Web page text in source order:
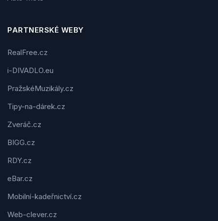
PARTNERSKÉ WEBY
RealFree.cz
i-DIVADLO.eu
PražskéMuzikály.cz
Tipy-na-dárek.cz
Zveráč.cz
BIGG.cz
RDY.cz
eBar.cz
Mobilní-kadeřnictví.cz
Web-clever.cz